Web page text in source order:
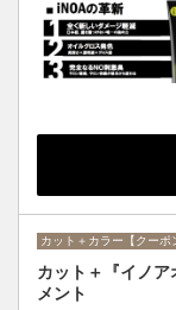
カット＋カラー【クーポ
カット＋『イノ
メント